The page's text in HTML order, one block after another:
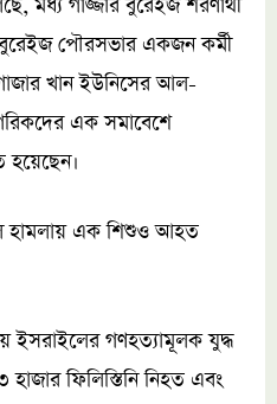
মধ্য গাজ্জার বুরেইজ শরণার্থী
বুরেইজ পৌরসভার একজন কর্মী
খান ইউনিসের আল-
এক সমাবেশে
হামলায় এক শিশুও আহত
ইসরাইলের গণহত্যামূলক যুদ্ধ
ফিলিস্তিনি নিহত এবং